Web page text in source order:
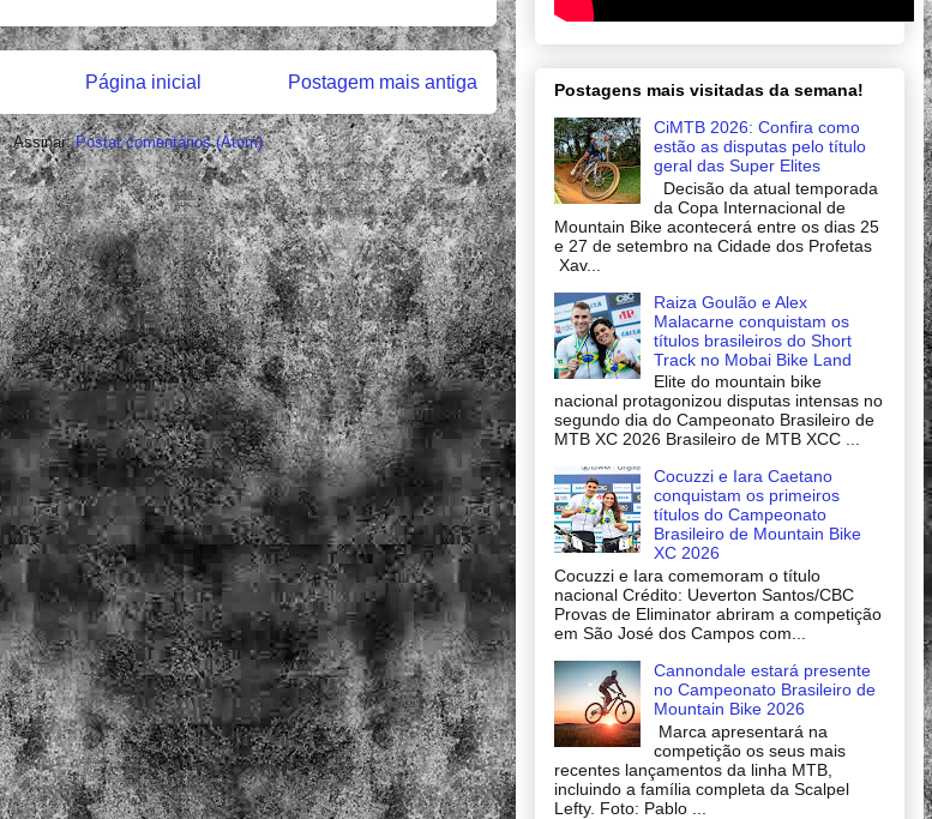
Postagem mais antiga
Página inicial
Assinar:Postar comentários (Atom)
Postagens mais visitadas da semana!
CiMTB 2026: Confira como
estão as disputas pelo título
geral das Super Elites
Decisão da atual temporada
da Copa Internacional de
Mountain Bike acontecerá entre os dias 25
e 27 de setembro na Cidade dos Profetas
Xav...
Raiza Goulão e Alex
Malacarne conquistam os
títulos brasileiros do Short
Track no Mobai Bike Land
Elite do mountain bike
nacional protagonizou disputas intensas no
segundo dia do Campeonato Brasileiro de
MTB XC 2026 Brasileiro de MTB XCC ...
Cocuzzi e Iara Caetano
conquistam os primeiros
títulos do Campeonato
Brasileiro de Mountain Bike
XC 2026
Cocuzzi e Iara comemoram o título
nacional Crédito: Ueverton Santos/CBC
Provas de Eliminator abriram a competição
em São José dos Campos com...
Cannondale estará presente
no Campeonato Brasileiro de
Mountain Bike 2026
Marca apresentará na
competição os seus mais
recentes lançamentos da linha MTB,
incluindo a família completa da Scalpel
Lefty. Foto: Pablo ...